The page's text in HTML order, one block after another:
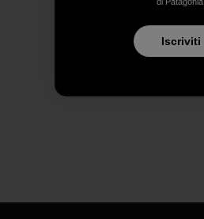
Iscriviti